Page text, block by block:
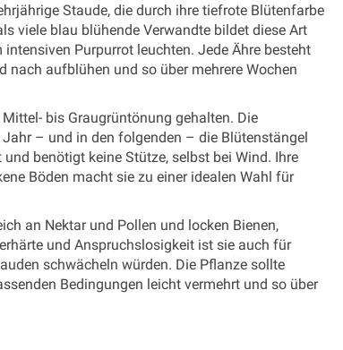
Staude, die durch ihre tiefrote Blütenfarbe
viele blau blühende Verwandte bildet diese Art
Purpurrot leuchten. Jede Ähre besteht
nach aufblühen und so über mehrere Wochen
bis Graugrüntönung gehalten. Die
– und in den folgenden – die Blütenstängel
benötigt keine Stütze, selbst bei Wind. Ihre
Böden macht sie zu einer idealen Wahl für
an Nektar und Pollen und locken Bienen,
und Anspruchslosigkeit ist sie auch für
schwächeln würden. Die Pflanze sollte
Bedingungen leicht vermehrt und so über